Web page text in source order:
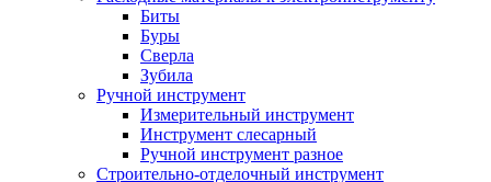
Биты
Буры
Сверла
Зубила
Ручной инструмент
Измерительный инструмент
Инструмент слесарный
Ручной инструмент разное
Строительно-отделочный инструмент